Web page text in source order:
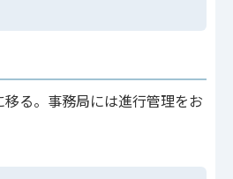
る。事務局には進行管理をお